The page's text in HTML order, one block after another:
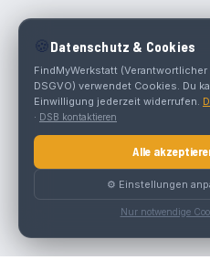
🍪 Datenschutz & Cookies
FindMyWerkstatt (Verantwortlicher
DSGVO) verwendet Cookies. Du
Einwilligung jederzeit widerrufen.
· DSB kontaktieren
Alle
⚙️ Einstellungen
Nur notwendige